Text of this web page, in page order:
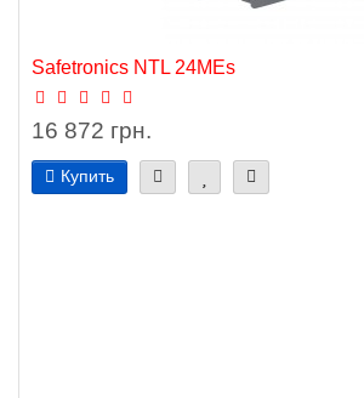
Safetronics NTL 24MEs
16 872 грн.
Купить